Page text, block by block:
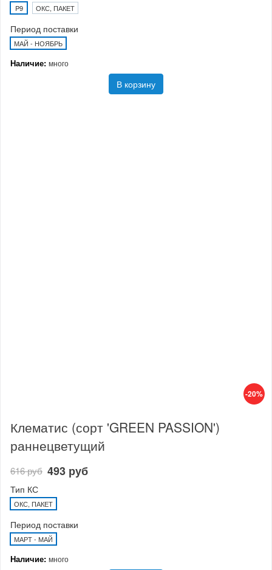
P9 ОКС, ПАКЕТ
Период поставки
МАЙ - НОЯБРЬ
Наличие: много
В корзину
-20%
Клематис (сорт 'GREEN PASSION')
раннецветущий
616 руб 493 руб
Тип КС
ОКС, ПАКЕТ
Период поставки
МАРТ - МАЙ
Наличие: много